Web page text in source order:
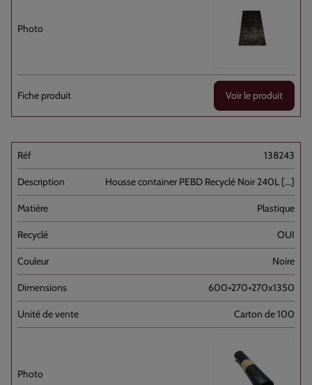
Voir le produit
138243
Housse container PEBD Recyclé Noir 240L [...]
Plastique
OUI
Noire
600+270+270x1350
Carton de 100